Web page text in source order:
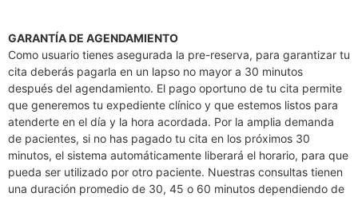
GARANTÍA DE AGENDAMIENTO
Como usuario tienes asegurada la pre-reserva, para garantizar tu
cita deberás pagarla en un lapso no mayor a 30 minutos
después del agendamiento. El pago oportuno de tu cita permite
que generemos tu expediente clínico y que estemos listos para
atenderte en el día y la hora acordada. Por la amplia demanda
de pacientes, si no has pagado tu cita en los próximos 30
minutos, el sistema automáticamente liberará el horario, para que
pueda ser utilizado por otro paciente. Nuestras consultas tienen
una duración promedio de 30, 45 o 60 minutos dependiendo de